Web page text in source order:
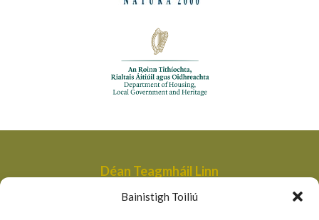
Bainistigh Toiliú
Déan Teagmháil Linn
Aonad Bainistithe na dTailte Móna,
An Roinn Tithíochta, Rialtais Áitiúil agus Oidhreachta,